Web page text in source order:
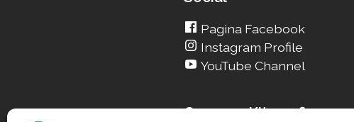
Pagina Facebook
Instagram Profile
YouTube Channel
Cerca su Kitesurfing